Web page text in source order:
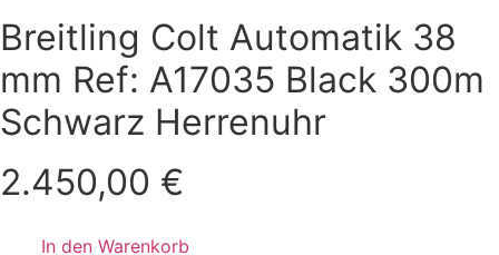
Breitling Colt Automatik 38
mm Ref: A17035 Black 300m
Schwarz Herrenuhr
2.450,00 €
In den Warenkorb